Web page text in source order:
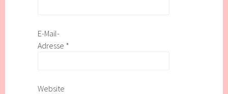
E-Mail-
Adresse *
Website